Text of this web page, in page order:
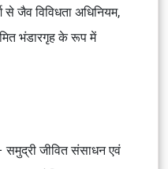
से जैव विविधता अधिनियम,
भंडारगृह के रूप में
जीवित संसाधन एवं